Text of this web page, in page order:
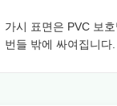
가시 표면은 PVC 보
번들 밖에 싸여집니다.